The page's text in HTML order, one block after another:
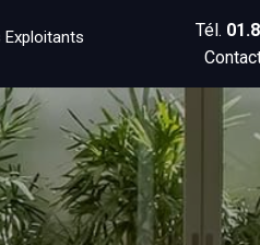
Exploitants Tél.